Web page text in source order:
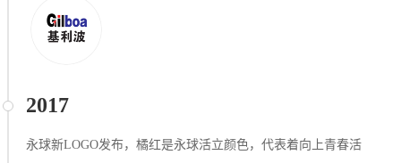
2017
永球新LOGO发布，橘红是永球活立颜色，代表着向上青春活